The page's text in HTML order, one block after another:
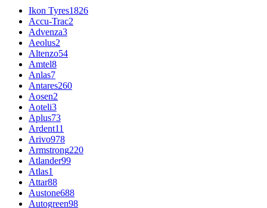
Ikon Tyres1826
Accu-Trac2
Advenza3
Aeolus2
Altenzo54
Amtel8
Anlas7
Antares260
Aosen2
Aoteli3
Aplus73
Ardent11
Arivo978
Armstrong220
Atlander99
Atlas1
Attar88
Austone688
Autogreen98